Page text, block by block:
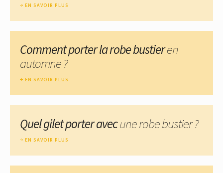
EN SAVOIR PLUS
Comment porter la robe bustieren
automne ?
EN SAVOIR PLUS
Quel gilet porter avecune robe bustier ?
EN SAVOIR PLUS